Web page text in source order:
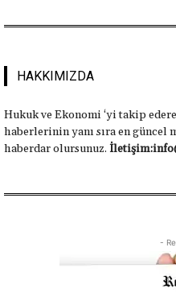
HAKKIMIZDA
Hukuk ve Ekonomi ‘yi takip
haberlerinin yanı sıra en
haberdar olursunuz.
-